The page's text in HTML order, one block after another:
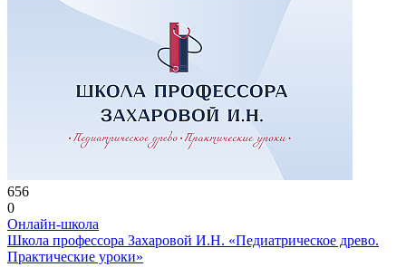
656
0
Онлайн-школа
Школа профессора Захаровой И.Н. «Педиатрическое древо.
Практические уроки»